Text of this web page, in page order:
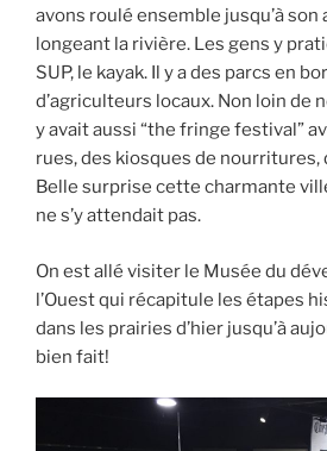
avons roulé ensemble jusqu’à
longeant la rivière. Les gens y
SUP, le kayak. Il y a des parcs en
d’agriculteurs locaux. Non loin de
y avait aussi “the fringe festival”
rues, des kiosques de nourritures,
Belle surprise cette charmante
ne s’y attendait pas.
On est allé visiter le Musée du
l’Ouest qui récapitule les étapes
dans les prairies d’hier jusqu’à
bien fait!